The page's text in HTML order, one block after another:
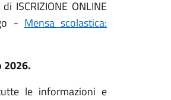
ISCRIZIONE ONLINE
- Mensa scolastica:
2026.
le informazioni e